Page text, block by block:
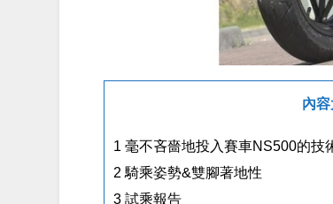
內容
1 毫不吝嗇地投入賽車NS500的技
2 騎乘姿勢&雙腳著地性
3 試乘報告